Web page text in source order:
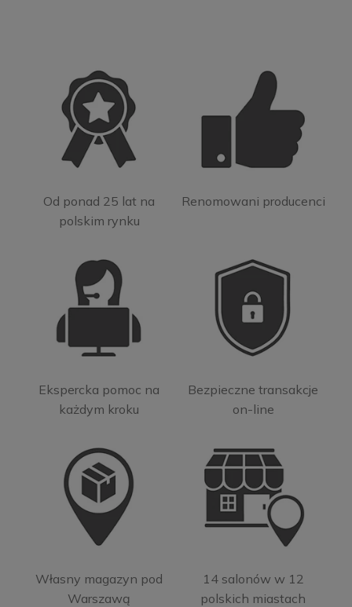
Od ponad 25 lat na
polskim rynku
Renomowani producenci
Ekspercka pomoc na
każdym kroku
Bezpieczne transakcje
on-line
Własny magazyn pod
Warszawą
14 salonów w 12
polskich miastach